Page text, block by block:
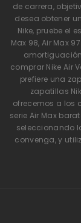
de carrera,
desea obtener
Nike, pruebe el
Max 98, Air Max
comprar Nike Air
prefiere una
zapatillas
ofrecemos a los
serie Air Max
seleccionando
convenga, y